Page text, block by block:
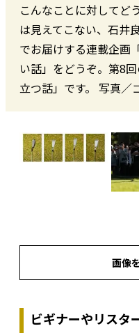
こんなことに対してど
は見えてこない、石井
でお届けする連載企画
い話」をどうぞ。第8
立つ話」です。 写真／
画像
ビギナーやリスタ